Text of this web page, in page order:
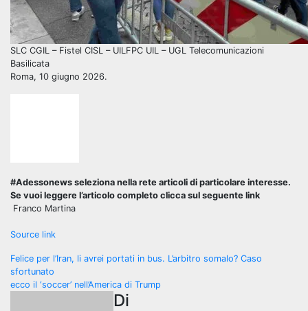
SLC CGIL – Fistel CISL – UILFPC UIL – UGL Telecomunicazioni
Basilicata
Roma, 10 giugno 2026.
#Adessonews seleziona nella rete articoli di particolare interesse.
Se vuoi leggere l’articolo completo clicca sul seguente link
Franco Martina
Source link
Navigazione
articoli
Felice per l’Iran, li avrei portati in bus. L’arbitro somalo? Caso
sfortunato
ecco il ‘soccer’ nell’America di Trump
Di